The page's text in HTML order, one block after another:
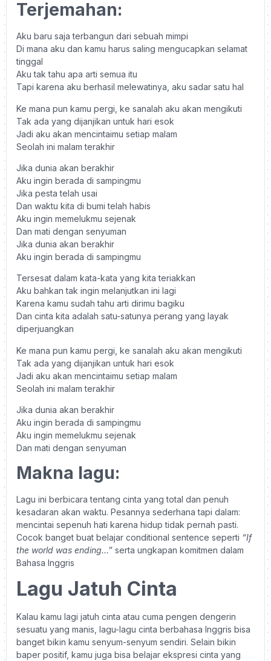
Terjemahan:
Aku baru saja terbangun dari sebuah mimpi
Di mana aku dan kamu harus saling mengucapkan selamat
tinggal
Aku tak tahu apa arti semua itu
Tapi karena aku berhasil melewatinya, aku sadar satu hal
Ke mana pun kamu pergi, ke sanalah aku akan mengikuti
Tak ada yang dijanjikan untuk hari esok
Jadi aku akan mencintaimu setiap malam
Seolah ini malam terakhir
Jika dunia akan berakhir
Aku ingin berada di sampingmu
Jika pesta telah usai
Dan waktu kita di bumi telah habis
Aku ingin memelukmu sejenak
Dan mati dengan senyuman
Jika dunia akan berakhir
Aku ingin berada di sampingmu
Tersesat dalam kata-kata yang kita teriakkan
Aku bahkan tak ingin melanjutkan ini lagi
Karena kamu sudah tahu arti dirimu bagiku
Dan cinta kita adalah satu-satunya perang yang layak
diperjuangkan
Ke mana pun kamu pergi, ke sanalah aku akan mengikuti
Tak ada yang dijanjikan untuk hari esok
Jadi aku akan mencintaimu setiap malam
Seolah ini malam terakhir
Jika dunia akan berakhir
Aku ingin berada di sampingmu
Aku ingin memelukmu sejenak
Dan mati dengan senyuman
Makna lagu:
Lagu ini berbicara tentang cinta yang total dan penuh
kesadaran akan waktu. Pesannya sederhana tapi dalam:
mencintai sepenuh hati karena hidup tidak pernah pasti.
Cocok banget buat belajar conditional sentence seperti “If
the world was ending…” serta ungkapan komitmen dalam
Bahasa Inggris
Lagu Jatuh Cinta
Kalau kamu lagi jatuh cinta atau cuma pengen dengerin
sesuatu yang manis, lagu-lagu cinta berbahasa Inggris bisa
banget bikin kamu senyum-senyum sendiri. Selain bikin
baper positif, kamu juga bisa belajar ekspresi cinta yang